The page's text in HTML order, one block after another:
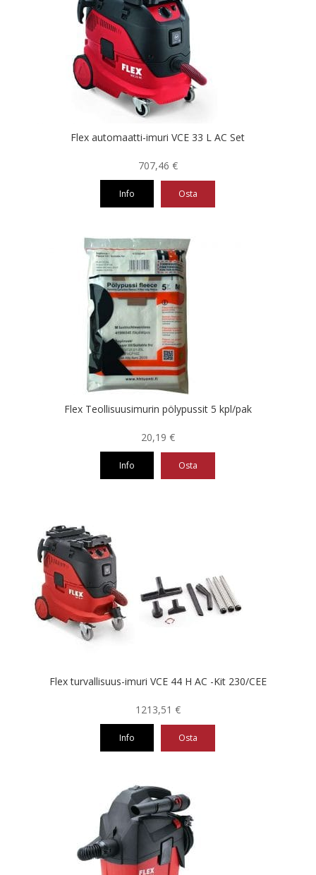
Flex automaatti-imuri VCE 33 L AC Set
707,46 €
Info Osta
Flex Teollisuusimurin pölypussit 5 kpl/pak
20,19 €
Info Osta
Flex turvallisuus-imuri VCE 44 H AC -Kit 230/CEE
1213,51 €
Info Osta